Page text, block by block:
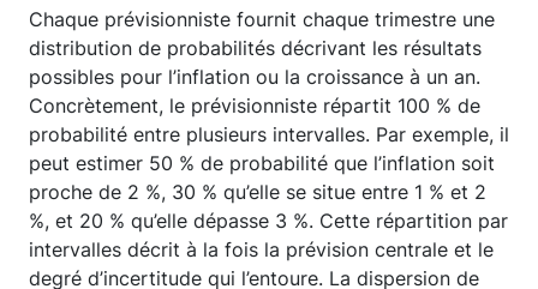
Chaque prévisionniste fournit chaque trimestre une
distribution de probabilités décrivant les résultats
possibles pour l’inflation ou la croissance à un an.
Concrètement, le prévisionniste répartit 100 % de
probabilité entre plusieurs intervalles. Par exemple, il
peut estimer 50 % de probabilité que l’inflation soit
proche de 2 %, 30 % qu’elle se situe entre 1 % et 2
%, et 20 % qu’elle dépasse 3 %. Cette répartition par
intervalles décrit à la fois la prévision centrale et le
degré d’incertitude qui l’entoure. La dispersion de